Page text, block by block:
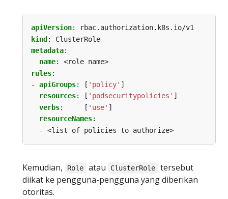
apiVersion:
rbac.authorization.k8s.io/v1
kind:
ClusterRole
metadata:
name:
<role name>
rules:
- apiGroups: [ 'policy' ]
resources: [ 'podsecuritypolicies' ]
verbs: [ 'use' ]
resourceNames:
- <list of policies to authorize>
Kemudian, Role atau ClusterRole
tersebut
diikat ke pengguna-pengguna yang diberikan
otoritas.